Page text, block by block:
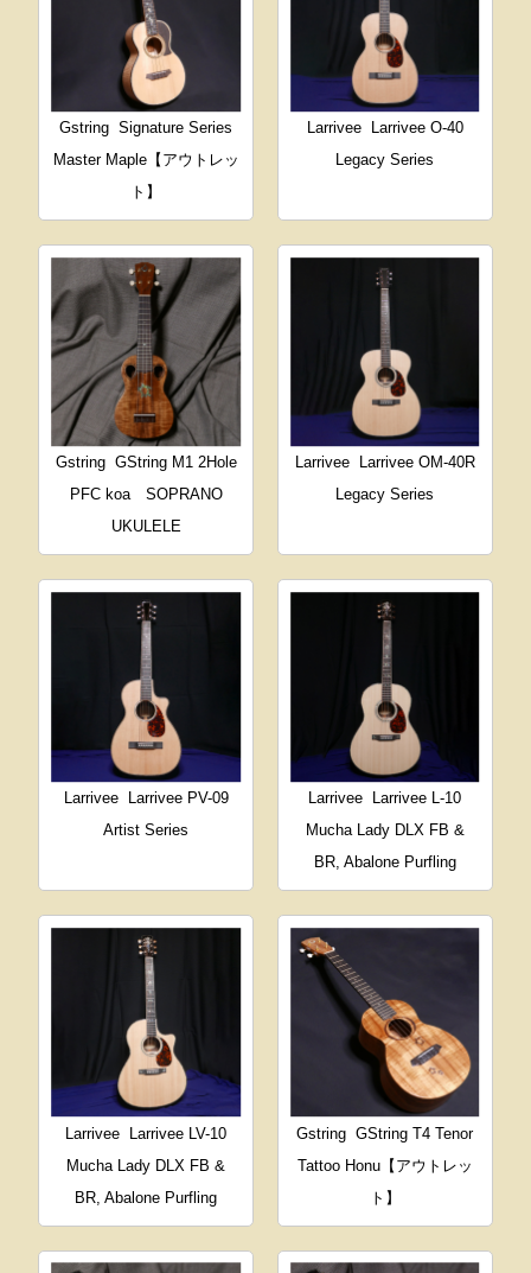
Gstring Signature Series
Master Maple【アウトレッ
ト】
Larrivee
Larrivee O-40
Legacy Series
Gstring GString M1 2Hole
PFC koa SOPRANO
UKULELE
Larrivee
Larrivee OM-40R
Legacy Series
Larrivee
Larrivee PV-09
Artist Series
Larrivee
Larrivee L-10
Mucha Lady DLX FB &
BR, Abalone Purfling
Larrivee Larrivee LV-10
Mucha Lady DLX FB &
BR, Abalone Purfling
Gstring GString T4 Tenor
Tattoo Honu【アウトレッ
ト】